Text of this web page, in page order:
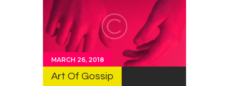
MARCH 26, 2018
Art Of Gossip